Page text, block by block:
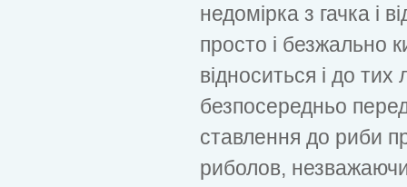
недомірка з гачка і
просто і безжально
відноситься і до тих
безпосередньо
ставлення до риби
риболов,